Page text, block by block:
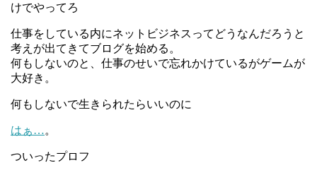
けでやってろ
仕事をしている内にネットビジネスってどうなんだろうと
考えが出てきてブログを始める。
何もしないのと、仕事のせいで忘れかけているがゲームが
大好き。
何もしないで生きられたらいいのに
はぁ…。
ついったプロフ